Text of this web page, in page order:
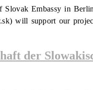
Embassy in
will support our
der